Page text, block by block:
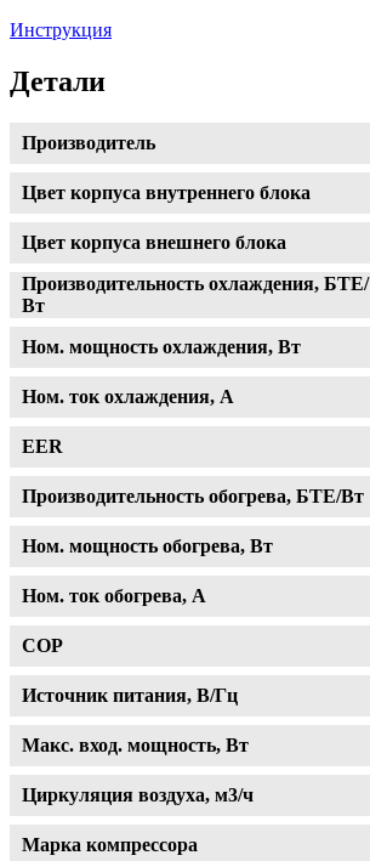
Инструкция
Детали
Производитель
Цвет корпуса внутреннего блока
Цвет корпуса внешнего блока
Производительность охлаждения, БТЕ/
Вт
Ном. мощность охлаждения, Вт
Ном. ток охлаждения, А
EER
Производительность обогрева, БТЕ/Вт
Ном. мощность обогрева, Вт
Ном. ток обогрева, А
COP
Источник питания, В/Гц
Макс. вход. мощность, Вт
Циркуляция воздуха, м3/ч
Марка компрессора